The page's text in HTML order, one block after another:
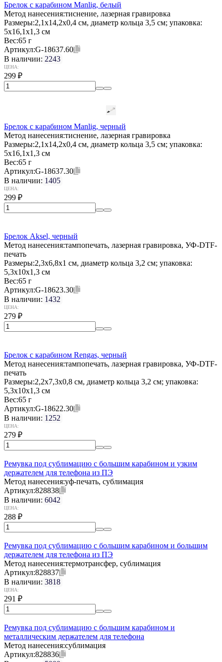
Брелок с карабином Manlig, белый
Метод нанесения:тиснение, лазерная гравировка
Размеры:2,1х14,2х0,4 см, диаметр кольца 3,5 см; упаковка:
5x16,1x1,3 см
Вес:65 г
Артикул:G-18637.60
В наличии: 2243
ЦЕНА:
299 ₽
Брелок с карабином Manlig, черный
Метод нанесения:тиснение, лазерная гравировка
Размеры:2,1х14,2х0,4 см, диаметр кольца 3,5 см; упаковка:
5x16,1x1,3 см
Вес:65 г
Артикул:G-18637.30
В наличии: 1405
ЦЕНА:
299 ₽
Брелок Aksel, черный
Метод нанесения:тампопечать, лазерная гравировка, УФ-DTF-
печать
Размеры:2,3x6,8x1 см, диаметр кольца 3,2 см; упаковка:
5,3x10x1,3 см
Вес:65 г
Артикул:G-18623.30
В наличии: 1432
ЦЕНА:
279 ₽
Брелок с карабином Rengas, черный
Метод нанесения:тампопечать, лазерная гравировка, УФ-DTF-
печать
Размеры:2,2x7,3x0,8 см, диаметр кольца 3,2 см; упаковка:
5,3x10x1,3 см
Вес:65 г
Артикул:G-18622.30
В наличии: 1252
ЦЕНА:
279 ₽
Ремувка под сублимацию с большим карабином и узким
держателем для телефона из ПЭ
Метод нанесения:уф-печать, сублимация
Артикул:828838
В наличии: 6042
ЦЕНА:
288 ₽
Ремувка под сублимацию с большим карабином и большим
держателем для телефона из ПЭ
Метод нанесения:термотрансфер, сублимация
Артикул:828837
В наличии: 3818
ЦЕНА:
291 ₽
Ремувка под сублимацию с большим карабином и
металлическим держателем для телефона
Метод нанесения:сублимация
Артикул:828836